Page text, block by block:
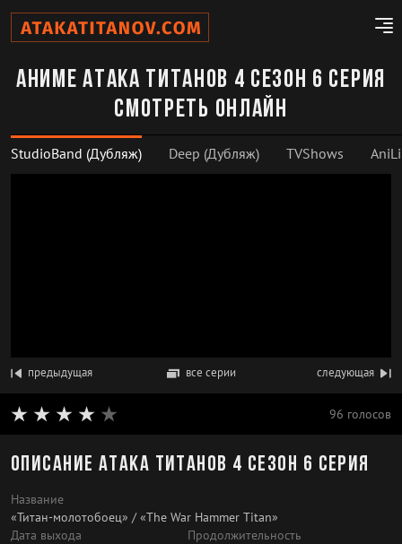
Аниме Атака титанов 4 сезон 6 серия
смотреть онлайн
StudioBand (Дубляж) Deep (Дубляж) TVShows
предыдущая все серии следующая
96 голосов
Описание Атака титанов 4 сезон 6 серия
Название
«Титан-молотобоец» / «The War Hammer Titan»
Дата выхода
Продолжительность